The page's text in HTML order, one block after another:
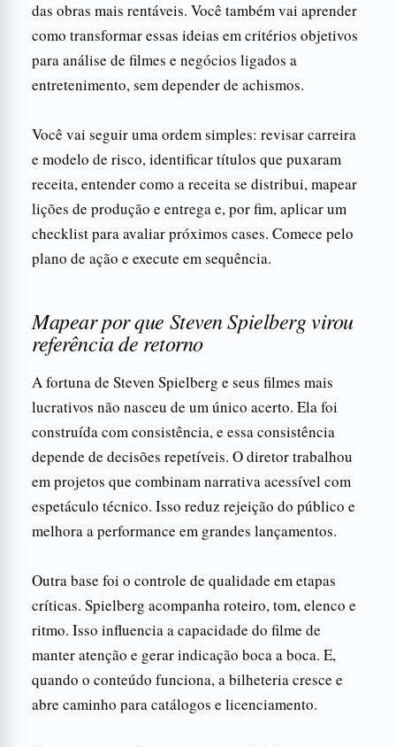
das obras mais rentáveis. Você também vai aprender
como transformar essas ideias em critérios objetivos
para análise de filmes e negócios ligados a
entretenimento, sem depender de achismos.
Você vai seguir uma ordem simples: revisar carreira
e modelo de risco, identificar títulos que puxaram
receita, entender como a receita se distribui, mapear
lições de produção e entrega e, por fim, aplicar um
checklist para avaliar próximos cases. Comece pelo
plano de ação e execute em sequência.
Mapear por que Steven Spielberg virou
referência de retorno
A fortuna de Steven Spielberg e seus filmes mais
lucrativos não nasceu de um único acerto. Ela foi
construída com consistência, e essa consistência
depende de decisões repetíveis. O diretor trabalhou
em projetos que combinam narrativa acessível com
espetáculo técnico. Isso reduz rejeição do público e
melhora a performance em grandes lançamentos.
Outra base foi o controle de qualidade em etapas
críticas. Spielberg acompanha roteiro, tom, elenco e
ritmo. Isso influencia a capacidade do filme de
manter atenção e gerar indicação boca a boca. E,
quando o conteúdo funciona, a bilheteria cresce e
abre caminho para catálogos e licenciamento.